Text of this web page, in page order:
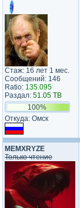
Стаж: 16 лет 1 мес.
Сообщений: 146
Ratio: 135.095
Раздал: 51.05 TB
100%
Откуда: Омск
MEMXRYZE
Только чтение